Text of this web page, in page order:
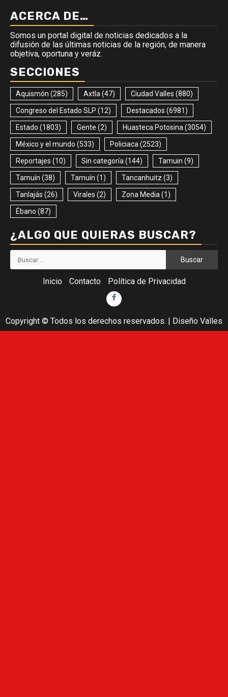
ACERCA DE…
Somos un portal digital de noticias dedicados a la
difusión de las últimas noticias de la región, de manera
objetiva, oportuna y veráz.
SECCIONES
Aquismón (285) Axtla (47) Ciudad Valles (880)
Congreso del Estado SLP (12) Destacados (6981)
Estado (1803) Gente (2) Huasteca Potosina (3054)
México y el mundo (533) Policiaca (2523)
Reportajes (10) Sin categoría (144) Tamuin (9)
Tamuín (38) Tamuín (1) Tancanhuitz (3)
Tanlajás (26) Virales (2) Zona Media (1)
Ébano (87)
¿ALGO QUE QUIERAS BUSCAR?
Buscar:
Inicio Contacto Política de Privacidad
Facebook
Copyright © Todos los derechos reservados. | Diseño Valles